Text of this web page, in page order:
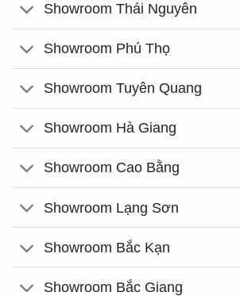
Showroom Thái Nguyên
Showroom Phú Thọ
Showroom Tuyên Quang
Showroom Hà Giang
Showroom Cao Bằng
Showroom Lạng Sơn
Showroom Bắc Kạn
Showroom Bắc Giang